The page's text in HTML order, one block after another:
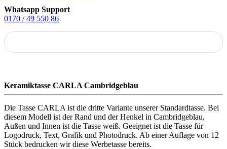
Whatsapp Support
0170 / 49 550 86
Keramiktasse CARLA Cambridgeblau
Die Tasse CARLA ist die dritte Variante unserer Standardtasse. Bei
diesem Modell ist der Rand und der Henkel in Cambridgeblau,
Außen und Innen ist die Tasse weiß. Geeignet ist die Tasse für
Logodruck, Text, Grafik und Photodruck. Ab einer Auflage von 12
Stück bedrucken wir diese Werbetasse bereits.